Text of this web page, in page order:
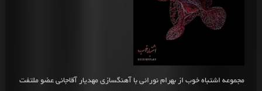
مجموعه اشتباه خوب از بهرام نورائی با آهنگسازی مهدیار آقاجانی عضو ملتفت